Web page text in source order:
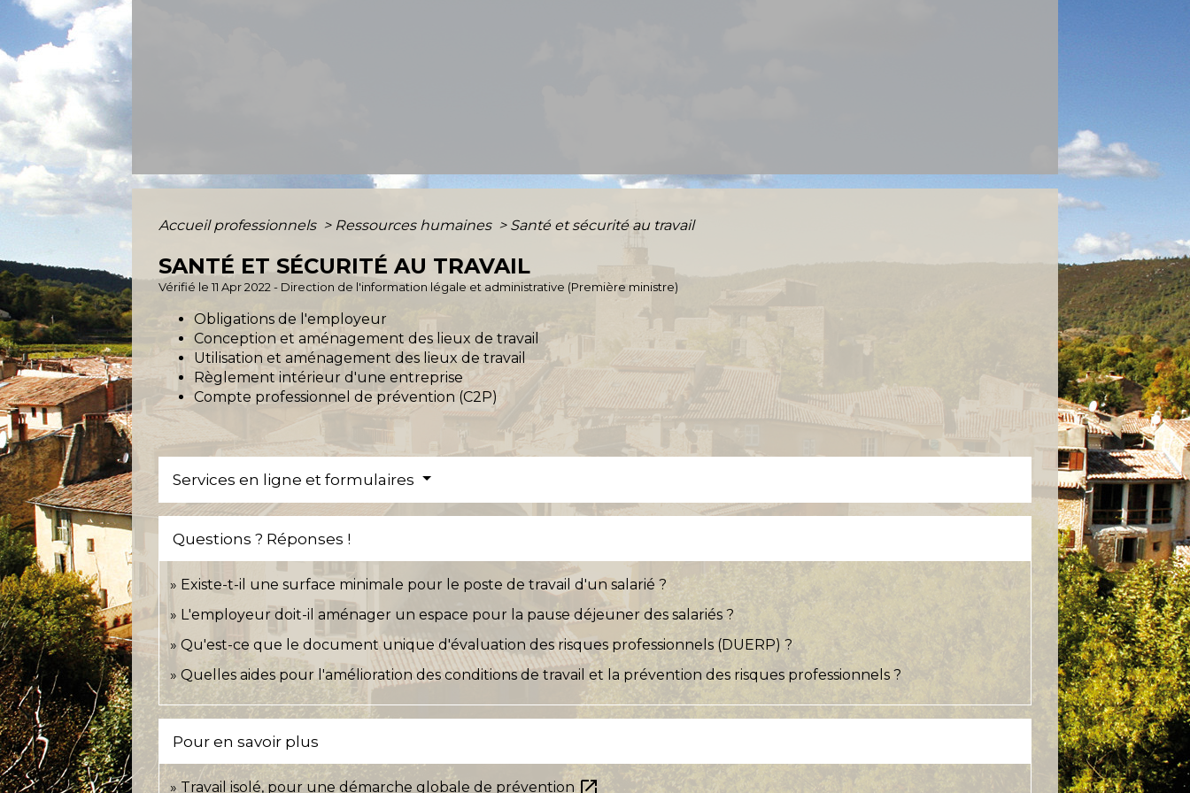
Accueil professionnels > Ressources humaines > Santé et sécurité au travail
SANTÉ ET SÉCURITÉ AU TRAVAIL
Vérifié le 11 Apr 2022 - Direction de l'information légale et administrative (Première ministre)
Obligations de l'employeur
Conception et aménagement des lieux de travail
Utilisation et aménagement des lieux de travail
Règlement intérieur d'une entreprise
Compte professionnel de prévention (C2P)
Services en ligne et formulaires
Questions ? Réponses !
Existe-t-il une surface minimale pour le poste de travail d'un salarié ?
L'employeur doit-il aménager un espace pour la pause déjeuner des salariés ?
Qu'est-ce que le document unique d'évaluation des risques professionnels (DUERP) ?
Quelles aides pour l'amélioration des conditions de travail et la prévention des risques professionnels ?
Pour en savoir plus
Travail isolé, pour une démarche globale de prévention open_in_new